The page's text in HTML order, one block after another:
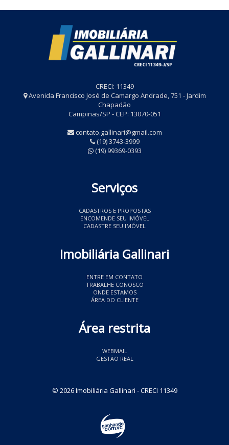
CRECI: 11349
Avenida Francisco José de Camargo Andrade, 751 - Jardim
Chapadão
Campinas/SP - CEP: 13070-051
contato.gallinari@gmail.com
(19) 3743-3999
(19) 99369-0393
Serviços
CADASTROS E PROPOSTAS
ENCOMENDE SEU IMÓVEL
CADASTRE SEU IMÓVEL
Imobiliária Gallinari
ENTRE EM CONTATO
TRABALHE CONOSCO
ONDE ESTAMOS
ÁREA DO CLIENTE
Área restrita
WEBMAIL
GESTÃO REAL
© 2026 Imobiliária Gallinari - CRECI 11349